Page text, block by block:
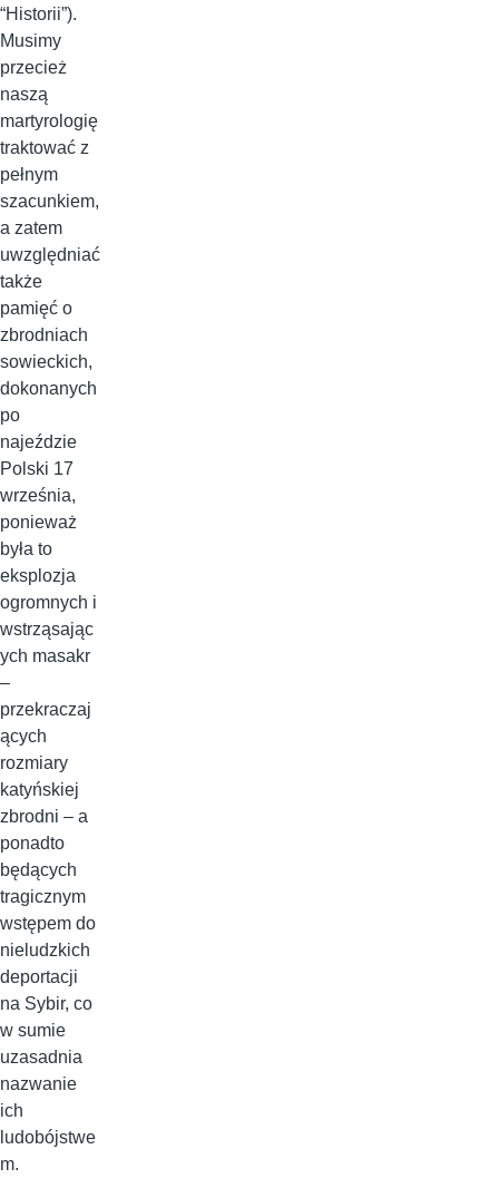
“Historii”).
Musimy
przecież
naszą
martyrologię
traktować z
pełnym
szacunkiem,
a zatem
uwzględniać
także
pamięć o
zbrodniach
sowieckich,
dokonanych
po
najeździe
Polski 17
września,
ponieważ
była to
eksplozja
ogromnych i
wstrząsając
ych masakr
–
przekraczaj
ących
rozmiary
katyńskiej
zbrodni – a
ponadto
będących
tragicznym
wstępem do
nieludzkich
deportacji
na Sybir, co
w sumie
uzasadnia
nazwanie
ich
ludobójstwe
m.